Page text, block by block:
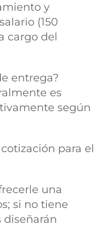
y
(150
cargo del
entrega?
es
según
para el
una
si no tiene
diseñarán